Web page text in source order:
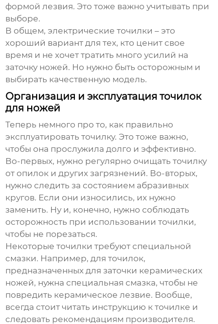
формой лезвия. Это тоже важно учитывать при
выборе.
В общем, электрические точилки – это
хороший вариант для тех, кто ценит свое
время и не хочет тратить много усилий на
заточку ножей. Но нужно быть осторожным и
выбирать качественную модель.
Организация и эксплуатация точилок
для ножей
Теперь немного про то, как правильно
эксплуатировать точилку. Это тоже важно,
чтобы она прослужила долго и эффективно.
Во-первых, нужно регулярно очищать точилку
от опилок и других загрязнений. Во-вторых,
нужно следить за состоянием абразивных
кругов. Если они износились, их нужно
заменить. Ну и, конечно, нужно соблюдать
осторожность при использовании точилки,
чтобы не порезаться.
Некоторые точилки требуют специальной
смазки. Например, для точилок,
предназначенных для заточки керамических
ножей, нужна специальная смазка, чтобы не
повредить керамическое лезвие. Вообще,
всегда стоит читать инструкцию к точилке и
следовать рекомендациям производителя.